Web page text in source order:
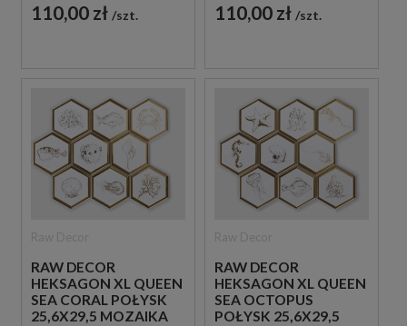
DEKORACYJNA
110,00 zł szt.
DEKORACYJNA
110,00 zł szt.
RAW DECOR
HEKSAGON XL QUEEN
SEA CORAL POŁYSK
25,6X29,5 MOZAIKA
RAW DECOR
HEKSAGON XL QUEEN
SEA OCTOPUS
POŁYSK 25,6X29,5